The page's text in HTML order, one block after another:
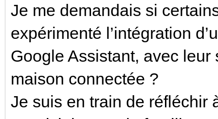
Je me demandais si
expérimenté l’intégration
Google Assistant, avec
maison connectée ?
Je suis en train de réfléchir